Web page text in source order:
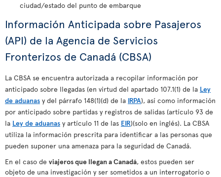
ciudad/estado del punto de embarque
Información Anticipada sobre Pasajeros
(API) de la Agencia de Servicios
Fronterizos de Canadá (CBSA)
La CBSA se encuentra autorizada a recopilar información por
anticipado sobre llegadas (en virtud del apartado 107.1(1) de la Ley
de aduanas y del párrafo 148(1)(d) de la IRPA), así como información
por anticipado sobre partidas y registros de salidas (artículo 93 de
la Ley de aduanas y artículo 11 de las EIR)(solo en inglés). La CBSA
utiliza la información prescrita para identificar a las personas que
pueden suponer una amenaza para la seguridad de Canadá.
En el caso de viajeros que llegan a Canadá, estos pueden ser
objeto de una investigación y ser sometidos a un interrogatorio o